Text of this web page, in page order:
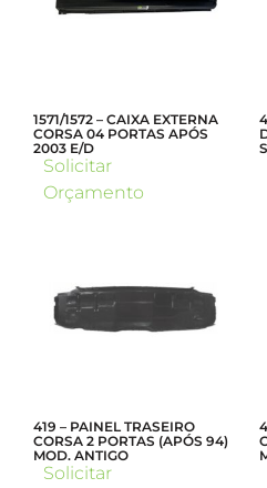
1571/1572 – CAIXA EXTERNA
CORSA 04 PORTAS APÓS
2003 E/D
Solicitar
Orçamento
419 – PAINEL TRASEIRO
CORSA 2 PORTAS (APÓS 94)
MOD. ANTIGO
Solicitar